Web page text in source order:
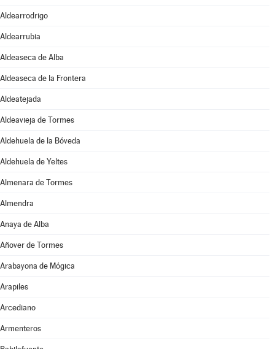
Aldearrodrigo
Aldearrubia
Aldeaseca de Alba
Aldeaseca de la Frontera
Aldeatejada
Aldeavieja de Tormes
Aldehuela de la Bóveda
Aldehuela de Yeltes
Almenara de Tormes
Almendra
Anaya de Alba
Añover de Tormes
Arabayona de Mógica
Arapiles
Arcediano
Armenteros